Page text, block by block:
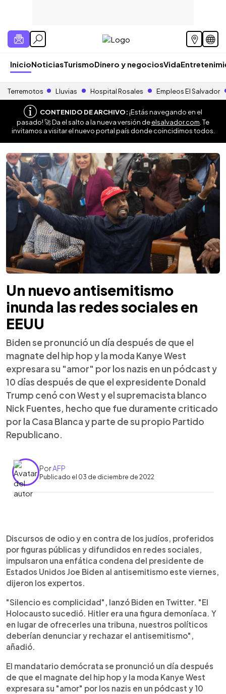
InicioNoticiasTurismoDinero y negociosVida
Terremotos Lluvias Hospital Rosales Empleos El Salvador
CONTENIDO DE ARCHIVO:¡Estás navegando en el
pasado! 🚀 Da el salto a la nueva versión deelsalvador.com . Te
invitamos a visitar el nuevo portal país donde coincidimos todos.
Un nuevo antisemitismo
inunda las redes sociales en
EEUU
Biden se pronunció un día después de que el
magnate del hip hop y la moda Kanye West
expresara su "amor" por los nazis en un pódcast y
10 días después de que el expresidente Donald
Trump cenó con West y el supremacista blanco
Nick Fuentes, hecho que fue duramente criticado
por la Casa Blanca y parte de su propio Partido
Republicano.
PorAFP
Publicado el 03 de diciembre de 2022
Escuchar artículo
Discursos de odio y en contra de los judíos, proferidos
por figuras públicas y difundidos en redes sociales,
impulsaron una enfática condena del presidente de
Estados Unidos Joe Biden al antisemitismo este viernes,
dijeron los expertos.
"Silencio es complicidad", lanzó Biden en Twitter. "El
Holocausto sucedió. Hitler era una figura demoníaca. Y
en lugar de ofrecerles una tribuna, nuestros políticos
deberían denunciar y rechazar el antisemitismo",
añadió.
El mandatario demócrata se pronunció un día después
de que el magnate del hip hop y la moda Kanye West
expresara su "amor" por los nazis en un pódcast y 10